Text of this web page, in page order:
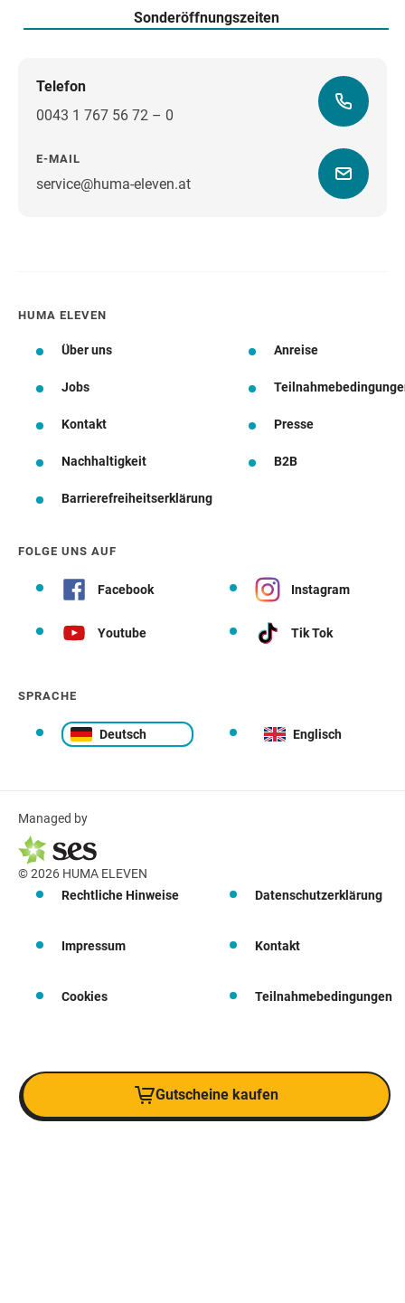
Sonderöffnungszeiten
Telefon
0043 1 767 56 72 – 0
E-MAIL
service@huma-eleven.atWegbeschreibung
HUMA ELEVEN
Über uns Anreise
Jobs
Kontakt Presse
Nachhaltigkeit B2B
Barrierefreiheitserklärung
FOLGE UNS AUF
Facebook Instagram
Youtube Tik Tok
SPRACHE
Deutsch Englisch
Managed by
© 2026 HUMA ELEVEN
Rechtliche Hinweise
Datenschutzerklärung
Impressum Kontakt
Cookies Teilnahmebedingungen
Gutscheine kaufen